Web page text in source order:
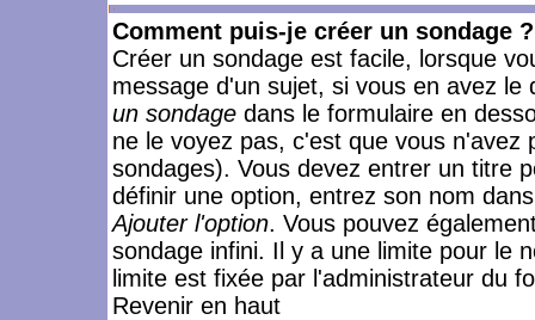
Comment puis-je créer un sondage ?
Créer un sondage est facile, lorsque
message d'un sujet, si vous en avez
un sondage dans le formulaire en
ne le voyez pas, c'est que vous
sondages). Vous devez entrer un titre
définir une option, entrez son nom
Ajouter l'option. Vous pouvez
sondage infini. Il y a une limite pour le
limite est fixée par l'administrateur du
Revenir en haut